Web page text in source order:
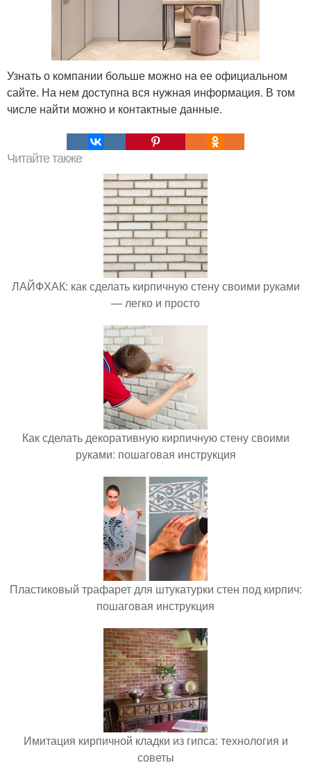
Узнать о компании больше можно на ее официальном
сайте. На нем доступна вся нужная информация. В том
числе найти можно и контактные данные.
Читайте также
ЛАЙФХАК: как сделать кирпичную стену своими руками
— легко и просто
Как сделать декоративную кирпичную стену своими
руками: пошаговая инструкция
Пластиковый трафарет для штукатурки стен под кирпич:
пошаговая инструкция
Имитация кирпичной кладки из гипса: технология и
советы